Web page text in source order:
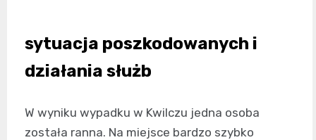
sytuacja poszkodowanych i
działania służb
W wyniku wypadku w Kwilczu jedna osoba
została ranna. Na miejsce bardzo szybko